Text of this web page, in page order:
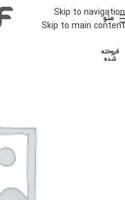
Skip to navigation
Skip to main content
منو
فروخته
شده